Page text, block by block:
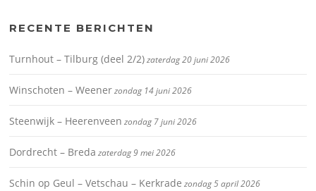
RECENTE BERICHTEN
Turnhout – Tilburg (deel 2/2)zaterdag 20 juni 2026
Winschoten – Weenerzondag 14 juni 2026
Steenwijk – Heerenveen zondag 7 juni 2026
Dordrecht – Breda zaterdag 9 mei 2026
Schin op Geul – Vetschau – Kerkrade zondag 5 april 2026